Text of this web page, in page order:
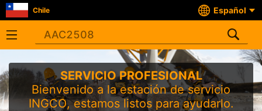
Chile Español
SERVICIO PROFESIONAL
Bienvenido a la estación de servicio
INGCO, estamos listos para ayudarlo.